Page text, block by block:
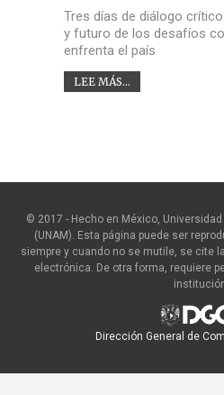
Tres días de diálogo
y futuro de los desafíos
enfrenta el país
LEE MÁS...
© 2017 - Hecho en México,
(UNAM). Esta página puede ser
siempre y cuando no se mutile, se cite
electrónica. De otra forma, requiere
Dirección General de